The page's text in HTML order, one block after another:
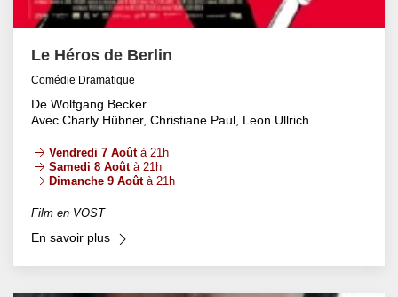
Le Héros de Berlin
Comédie Dramatique
De Wolfgang Becker
Avec Charly Hübner, Christiane Paul, Leon Ullrich
Vendredi 7 Aoûtà 21h
Samedi 8 Aoûtà 21h
Dimanche 9 Aoûtà 21h
Film en VOST
En savoir plus